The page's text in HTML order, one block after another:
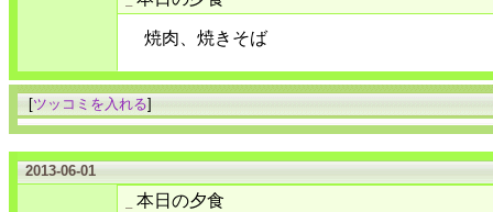
焼肉、焼きそば
[ツッコミを入れる]
2013-06-01
本日の夕食